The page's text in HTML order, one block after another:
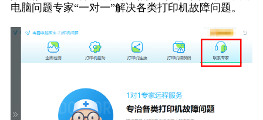
电脑问题专家“一对一”解决各类打印机故障问题。